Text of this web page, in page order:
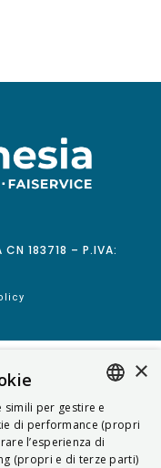
183718 – P.IVA:
ITALIAN
ENGLISH
×
simili per gestire e
di performance (propri
l’esperienza di
(propri e di terze parti)